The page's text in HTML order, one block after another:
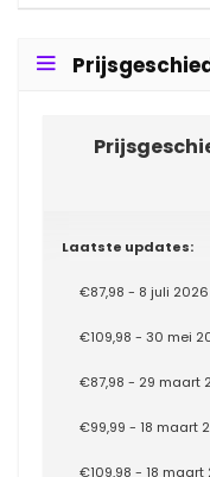
Laatste updates:
€87,98 - 8 juli 2026
€109,98 - 30 mei
€87,98 - 29 maart
€99,99 - 18 maart
€109,98 - 18 maart